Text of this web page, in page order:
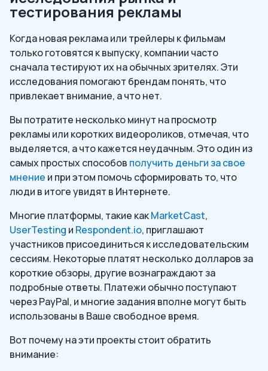
тестирования рекламы
Когда новая реклама или трейлеры к фильмам
только готовятся к выпуску, компании часто
сначала тестируют их на обычных зрителях. Эти
исследования помогают брендам понять, что
привлекает внимание, а что нет.
Вы потратите несколько минут на просмотр
рекламы или коротких видеороликов, отмечая, что
выделяется, а что кажется неудачным. Это один из
самых простых способов получить деньги за свое
мнение и при этом помочь сформировать то, что
люди в итоге увидят в Интернете.
Многие платформы, такие какMarketCast,
UserTesting и Respondent.io, приглашают
участников присоединиться к исследовательским
сессиям. Некоторые платят несколько долларов за
короткие обзоры, другие вознаграждают за
подробные ответы. Платежи обычно поступают
через PayPal, и многие задания вполне могут быть
использованы в Ваше свободное время.
Вот почему на эти проекты стоит обратить
внимание: